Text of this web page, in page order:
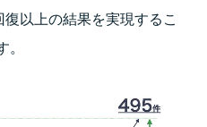
以上の結果を実現するこ
。